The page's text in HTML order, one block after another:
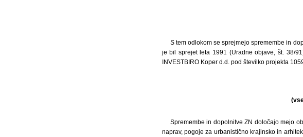
S tem odlokom se sprejmejo spremembe in
je bil sprejet leta 1991 (Uradne objave, št. 38/
INVESTBIRO Koper d.d. pod številko projekta
Spremembe in dopolnitve ZN določajo mejo
naprav, pogoje za urbanistično krajinsko in